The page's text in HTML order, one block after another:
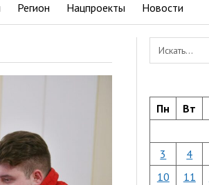
Регион Нацпроекты Новости
Пн Вт
3
4
10
11